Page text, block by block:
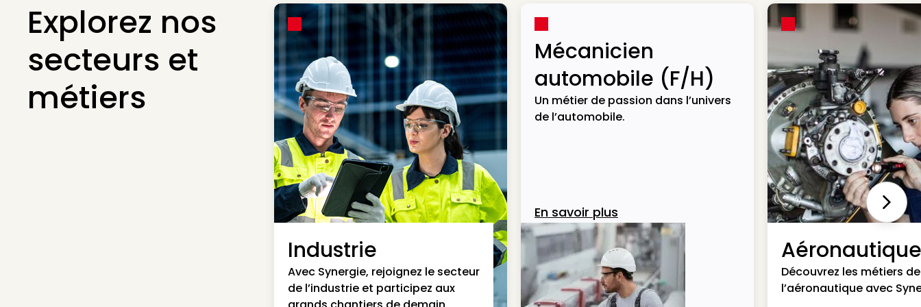
Explorez nos
secteurs et
métiers
Industrie
Avec Synergie, rejoignez le secteur
de l’industrie et participez aux
Mécanicien
automobile (F/H)
Un métier de passion dans l’univers
de l’automobile.
En savoir plus
Aéronautique
Découvrez les métiers de
l’aéronautique avec
Next